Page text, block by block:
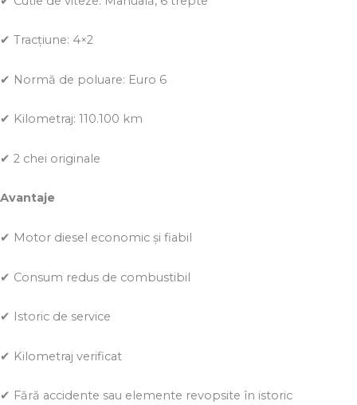
✔ Tracțiune: 4×2
✔ Normă de poluare: Euro 6
✔ Kilometraj: 110.100 km
✔ 2 chei originale
Avantaje
✔ Motor diesel economic și fiabil
✔ Consum redus de combustibil
✔ Istoric de service
✔ Kilometraj verificat
✔ Fără accidente sau elemente revopsite în istoric